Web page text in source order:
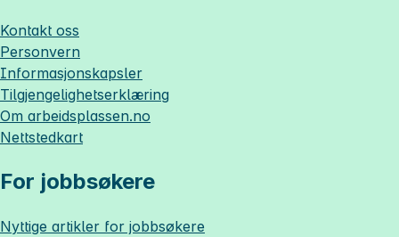
Kontakt oss
Personvern
Informasjonskapsler
Tilgjengelighetserklæring
Om arbeidsplassen.no
Nettstedkart
For jobbsøkere
Nyttige artikler for jobbsøkere